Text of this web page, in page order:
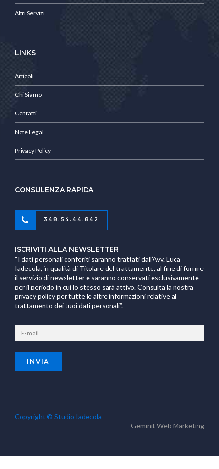
Altri Servizi
LINKS
Articoli
Chi Siamo
Contatti
Note Legali
Privacy Policy
CONSULENZA RAPIDA
348.54.44.842
ISCRIVITI ALLA NEWSLETTER
“I dati personali conferiti saranno trattati dall’Avv. Luca
Iadecola, in qualità di Titolare del trattamento, al fine di fornire
il servizio di newsletter e saranno conservati esclusivamente
per il periodo in cui lo stesso sarà attivo. Consulta la nostra
privacy policy per tutte le altre informazioni relative al
trattamento dei tuoi dati personali”.
Copyright © Studio Iadecola
Geminit Web Marketing